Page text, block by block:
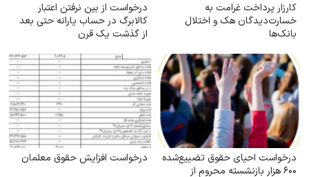
کارزار پرداخت غرامت به
خسارت‌دیدگان هک و اختلال
بانک‌ها
درخواست از بین نرفتن اعتبار
کالابرگ در حساب یارانه حتی بعد
از گذشت یک قرن
درخواست احیای حقوق تضییع‌شده
۶۰۰ هزار بازنشسته محروم از
درخواست افزایش حقوق معلمان